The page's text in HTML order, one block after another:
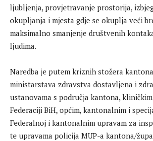
ljubljenja, provjetravanje prostorija,
okupljanja i mjesta gdje se okuplja veći
maksimalno smanjenje društvenih
ljudima.
Naredba je putem kriznih stožera
ministarstava zdravstva dostavljena i
ustanovama s područja kantona,
Federaciji BiH, općim, kantonalnim i
Federalnoj i kantonalnim upravam za
te upravama policija MUP-a kantona/